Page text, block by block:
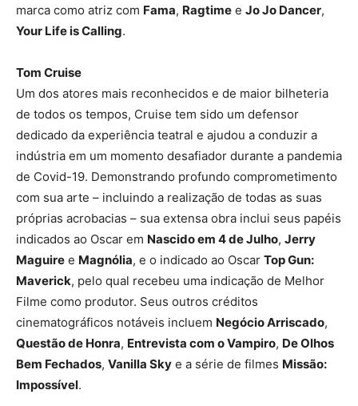
marca como atriz com Fama, Ragtime e Jo Jo Dancer,
Your Life is Calling.
Tom Cruise
Um dos atores mais reconhecidos e de maior bilheteria
de todos os tempos, Cruise tem sido um defensor
dedicado da experiência teatral e ajudou a conduzir a
indústria em um momento desafiador durante a pandemia
de Covid-19. Demonstrando profundo comprometimento
com sua arte – incluindo a realização de todas as suas
próprias acrobacias – sua extensa obra inclui seus papéis
indicados ao Oscar em Nascido em 4 de Julho, Jerry
Maguire e Magnólia, e o indicado ao Oscar Top Gun:
Maverick, pelo qual recebeu uma indicação de Melhor
Filme como produtor. Seus outros créditos
cinematográficos notáveis incluem Negócio Arriscado,
Questão de Honra, Entrevista com o Vampiro, De Olhos
Bem Fechados, Vanilla Sky e a série de filmes Missão:
Impossível.